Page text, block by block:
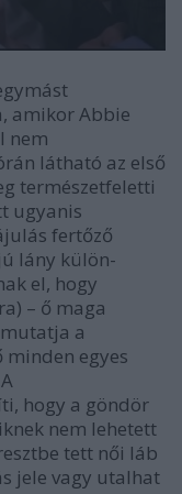
amikor Abbie
nem
látható az első
természetfeletti
ugyanis
fertőző
lány külön-
el, hogy
– ő maga
a
egyes
hogy a göndör
nem lehetett
tett női láb
jele vagy utalhat